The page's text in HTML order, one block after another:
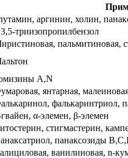
аргинин, холин,
триизопропилбензол
пальмитиновая,
A,N
янтарная,
фалькаринтриол,
α-элемен, β-элемен
стигмастерин,
панаксозиды
ванилиновая, n-